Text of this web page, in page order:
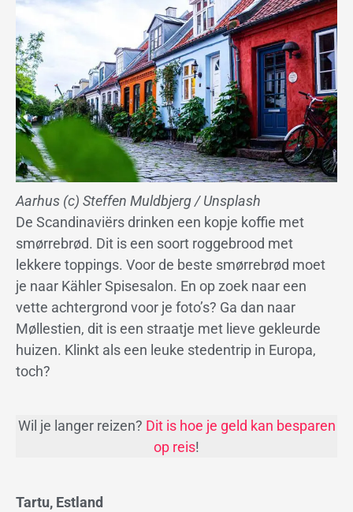
Aarhus (c) Steffen Muldbjerg / Unsplash
De Scandinaviërs drinken een kopje koffie met
smørrebrød. Dit is een soort roggebrood met
lekkere toppings. Voor de beste smørrebrød moet
je naar Kähler Spisesalon. En op zoek naar een
vette achtergrond voor je foto’s? Ga dan naar
Møllestien, dit is een straatje met lieve gekleurde
huizen. Klinkt als een leuke stedentrip in Europa,
toch?
Wil je langer reizen? Dit is hoe je geld kan besparen
op reis!
Tartu, Estland